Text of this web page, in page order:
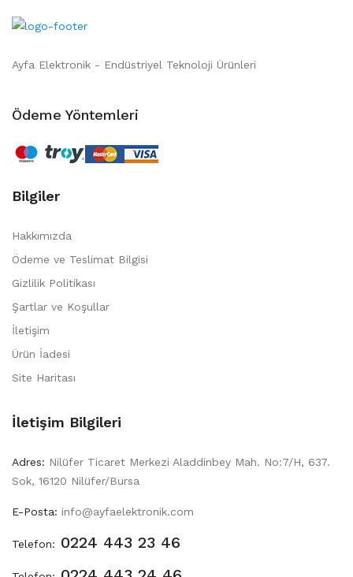
Ayfa Elektronik - Endüstriyel Teknoloji Ürünleri
Ödeme Yöntemleri
Bilgiler
Hakkımızda
Ödeme ve Teslimat Bilgisi
Gizlilik Politikası
Şartlar ve Koşullar
İletişim
Ürün İadesi
Site Haritası
İletişim Bilgileri
Adres: Nilüfer Ticaret Merkezi Aladdinbey Mah. No:7/H, 637.
Sok, 16120 Nilüfer/Bursa
E-Posta: info@ayfaelektronik.com
Telefon: 0224 443 23 46